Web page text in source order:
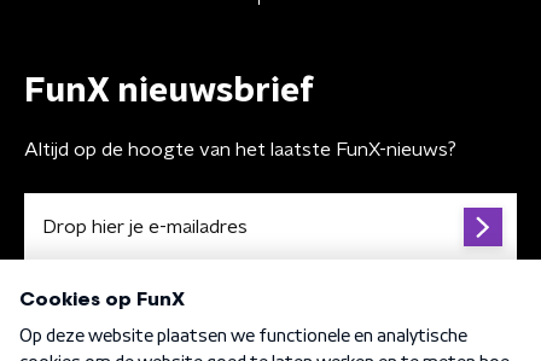
FunX nieuwsbrief
Altijd op de hoogte van het laatste FunX-nieuws?